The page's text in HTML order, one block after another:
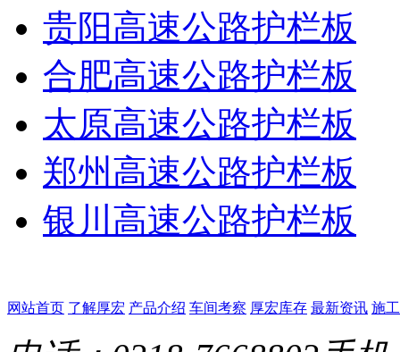
贵阳高速公路护栏板
合肥高速公路护栏板
太原高速公路护栏板
郑州高速公路护栏板
银川高速公路护栏板
网站首页 了解厚宏 产品介绍 车间考察 厚宏库存 最新资讯 施